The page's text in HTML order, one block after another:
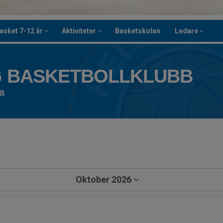
7-12 år Aktiviteter Basketskolan Ledare
BASKETBOLLKLUBB
Oktober 2026